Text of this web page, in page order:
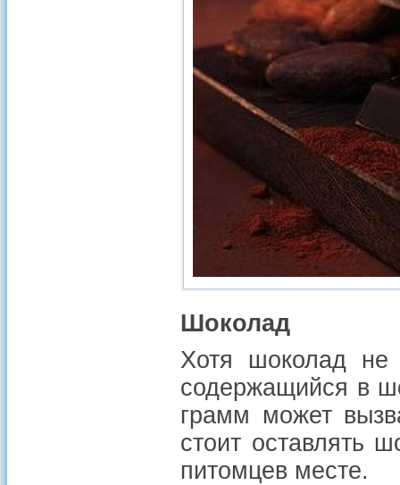
Шоколад
Хотя шоколад не
содержащийся в
грамм может
стоит оставлять
питомцев месте.